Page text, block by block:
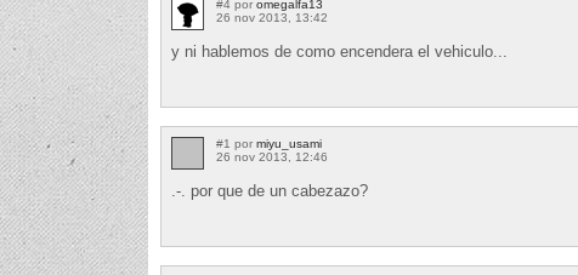
#4 por omegalfa13
26 nov 2013, 13:42
y ni hablemos de como encendera el vehiculo...
#1 por miyu_usami
26 nov 2013, 12:46
.-. por que de un cabezazo?